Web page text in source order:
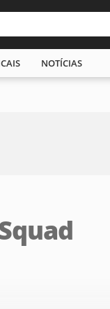
NOTÍCIAS